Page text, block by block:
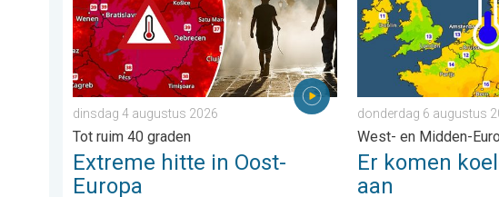
dinsdag 4 augustus 2026
Tot ruim 40 graden
Extreme hitte in Oost-
Europa
donderdag 6 augustus
West- en Midden-
Er komen
aan